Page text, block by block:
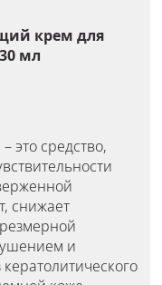
крем для
мл
это средство,
снижает
и